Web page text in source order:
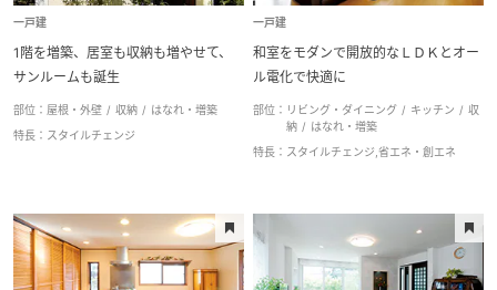
スタイリッシュ・ホテルライク ナチュラル
アジアン
モダン
一戸建
1階を増築、居室も収納も増やせて、
サンルームも誕生
部位： 屋根・外壁 収納
はなれ・増築
特長： スタイルチェンジ
一戸建
和室をモダンで開放的なＬＤＫとオー
ル電化で快適に
部位： リビング・ダイニング キッチン
収
納
はなれ・増築
特長： スタイルチェンジ,省エネ・創エネ